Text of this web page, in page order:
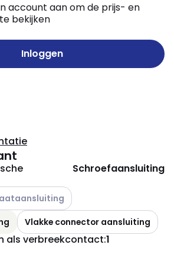
account aan om de prijs- en
bekijken
Inloggen
Schroefaansluiting
(Huidige combinatie niet
Vlakke connector aansluiting
als verbreekcontact:1
combinatie niet mogelijk)